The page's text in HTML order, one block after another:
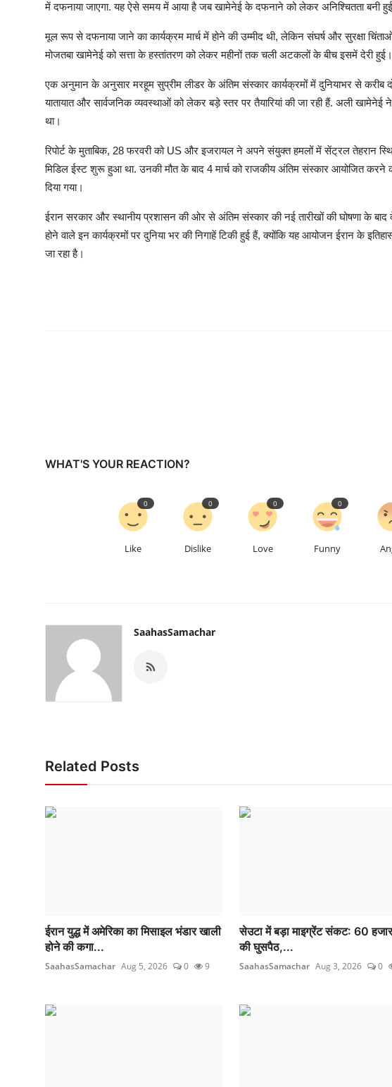
में दफनाया जाएगा. यह ऐसे समय में आया है जब खामेनेई के दफनाने को लेकर अनिश्चितता बनी
मूल रूप से दफनाया जाने का कार्यक्रम मार्च में होने की उम्मीद थी, लेकिन संघर्ष और सुरक्षा
मोजतबा खामेनेई को सत्ता के हस्तांतरण को लेकर महीनों तक चली अटकलों के बीच इसमें देरी हुई।
एक अनुमान के अनुसार मरहूम सुप्रीम लीडर के अंतिम संस्कार कार्यक्रमों में दुनियाभर से करीब
यातायात और सार्वजनिक व्यवस्थाओं को लेकर बड़े स्तर पर तैयारियां की जा रही हैं. अली खामेनेई
था।
रिपोर्ट के मुताबिक, 28 फरवरी को US और इजरायल ने अपने संयुक्त हमलों में सेंट्रल तेहरान
मिडिल ईस्ट शुरू हुआ था. उनकी मौत के बाद 4 मार्च को राजकीय अंतिम संस्कार आयोजित करने
दिया गया।
ईरान सरकार और स्थानीय प्रशासन की ओर से अंतिम संस्कार की नई तारीखों की घोषणा के
होने वाले इन कार्यक्रमों पर दुनिया भर की निगाहें टिकी हुई हैं, क्योंकि यह आयोजन ईरान के
जा रहा है।
WHAT'S YOUR REACTION?
Like
0
Dislike
0
Love
0
Funny
0
SaahasSamachar
Related Posts
ईरान युद्ध में अमेरिका का मिसाइल भंडार खाली
होने की कगा...
SaahasSamachar Aug 5, 2026 0 9
सेउटा में बड़ा माइग्रेंट संकट: 60 हजार
की घुसपैठ,...
SaahasSamachar Aug 3, 2026 0